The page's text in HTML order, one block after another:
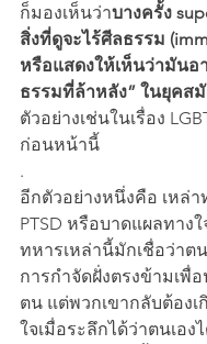
ก็มองเห็นว่าบางครั้ง
สิ่งที่ดูจะไร้ศีลธรรม
หรือแสดงให้เห็นว่ามันอ
ธรรมที่ล้าหลัง” ในยุคส
ตัวอย่างเช่นในเรื่อง
ก่อนหน้านี้
.
อีกตัวอย่างหนึ่งคือ เหล่า
PTSD หรือบาดแผลทาง
ทหารเหล่านี้มักเชื่อว่าต
การกำจัดฝั่งตรงข้ามเพื่
ตน แต่พวกเขากลับต้องเ
ใจเมื่อระลึกได้ว่าตนเอ